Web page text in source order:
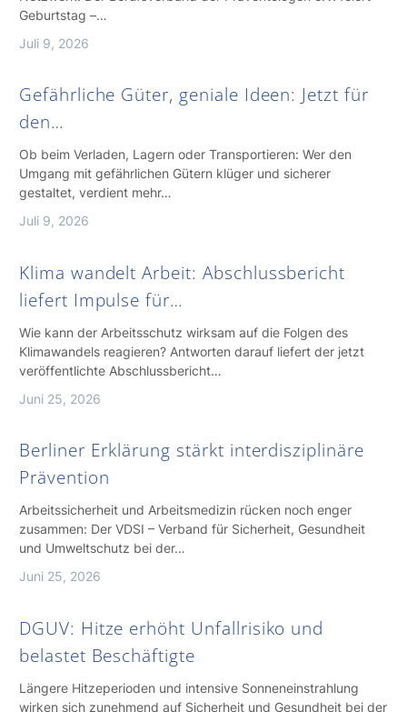
Geburtstag –…
Juli 9, 2026
Gefährliche Güter, geniale Ideen: Jetzt für
den…
Ob beim Verladen, Lagern oder Transportieren: Wer den
Umgang mit gefährlichen Gütern klüger und sicherer
gestaltet, verdient mehr…
Juli 9, 2026
Klima wandelt Arbeit: Abschlussbericht
liefert Impulse für…
Wie kann der Arbeitsschutz wirksam auf die Folgen des
Klimawandels reagieren? Antworten darauf liefert der jetzt
veröffentlichte Abschlussbericht…
Juni 25, 2026
Berliner Erklärung stärkt interdisziplinäre
Prävention
Arbeitssicherheit und Arbeitsmedizin rücken noch enger
zusammen: Der VDSI – Verband für Sicherheit, Gesundheit
und Umweltschutz bei der…
Juni 25, 2026
DGUV: Hitze erhöht Unfallrisiko und
belastet Beschäftigte
Längere Hitzeperioden und intensive Sonneneinstrahlung
wirken sich zunehmend auf Sicherheit und Gesundheit bei der